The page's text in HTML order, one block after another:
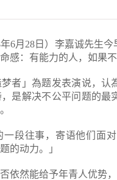
年6月28日）李嘉诚先生
感：有能力的人，如果
者」為题发表演说，认
是解决不公平问题的
一段往事，寄语他们面
的动力。」
依然能给予年青人优势